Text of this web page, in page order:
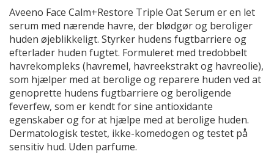
Aveeno Face Calm+Restore Triple Oat Serum er en let
serum med nærende havre, der blødgør og beroliger
huden øjeblikkeligt. Styrker hudens fugtbarriere og
efterlader huden fugtet. Formuleret med tredobbelt
havrekompleks (havremel, havreekstrakt og havreolie),
som hjælper med at berolige og reparere huden ved at
genoprette hudens fugtbarriere og beroligende
feverfew, som er kendt for sine antioxidante
egenskaber og for at hjælpe med at berolige huden.
Dermatologisk testet, ikke-komedogen og testet på
sensitiv hud. Uden parfume.